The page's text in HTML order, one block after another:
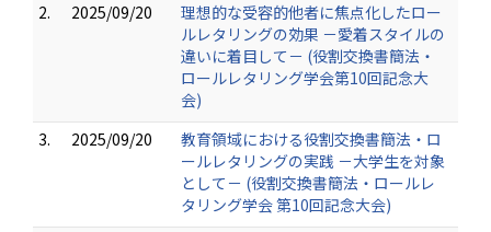
2.
2025/09/20
理想的な受容的他者に焦点化したロー
ルレタリングの効果 －愛着スタイルの
違いに着目して－ (役割交換書簡法・
ロールレタリング学会第10回記念大
会)
3.
2025/09/20
教育領域における役割交換書簡法・ロ
ールレタリングの実践 －大学生を対象
として－ (役割交換書簡法・ロールレ
タリング学会 第10回記念大会)